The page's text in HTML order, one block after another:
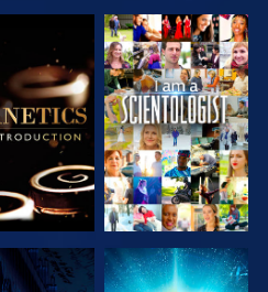
SERIE
ANSEHEN